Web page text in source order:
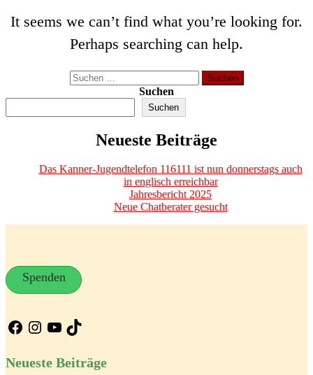
It seems we can’t find what you’re looking for.
Perhaps searching can help.
Suchen
nach:
Suchen
Suchen
Neueste Beiträge
Das Kanner-Jugendtelefon 116111 ist nun donnerstags auch
in englisch erreichbar
Jahresbericht 2025
Neue Chatberater gesucht
Spenden
Facebook
Instagram
YouTube
TikTok
Neueste Beiträge